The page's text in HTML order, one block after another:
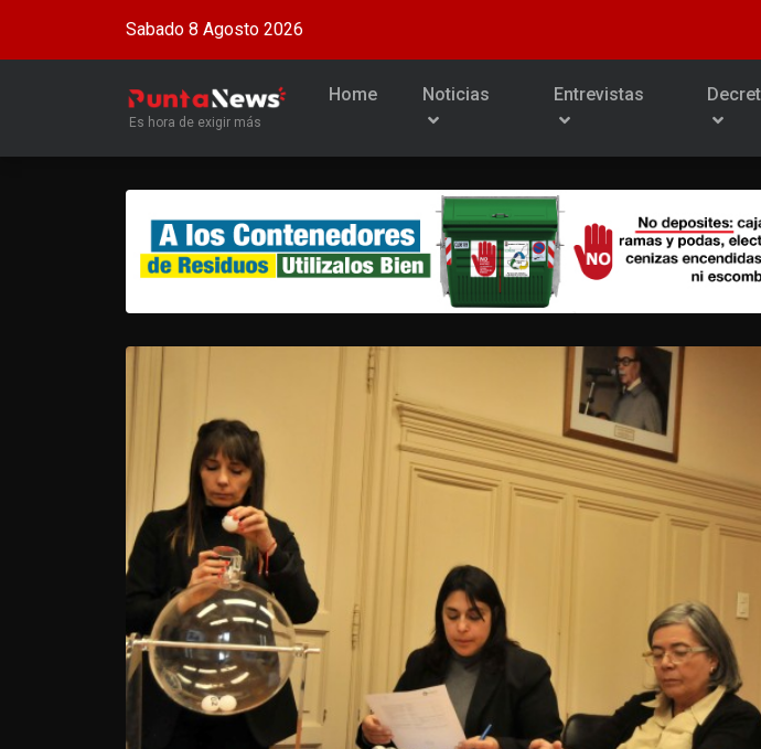
Sabado 8 Agosto 2026
Es hora de exigir más
Home Noticias Entrevistas